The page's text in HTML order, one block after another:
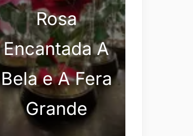
Rosa
Encantada A
Bela e A Fera
Grande